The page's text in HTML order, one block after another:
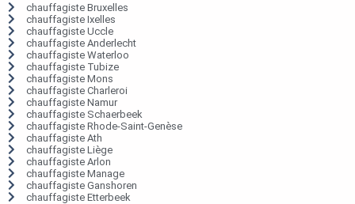
chauffagiste Bruxelles
chauffagiste Ixelles
chauffagiste Uccle
chauffagiste Anderlecht
chauffagiste Waterloo
chauffagiste Tubize
chauffagiste Mons
chauffagiste Charleroi
chauffagiste Namur
chauffagiste Schaerbeek
chauffagiste Rhode-Saint-Genèse
chauffagiste Ath
chauffagiste Liège
chauffagiste Arlon
chauffagiste Manage
chauffagiste Ganshoren
chauffagiste Etterbeek